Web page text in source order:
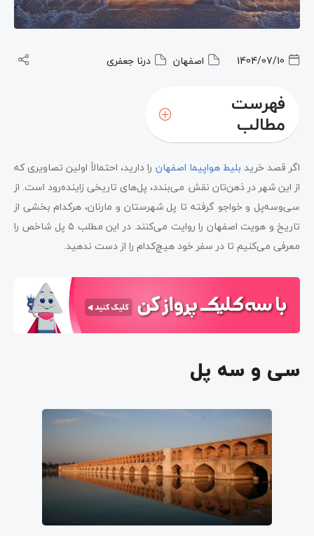
1404/07/10 اصفهان درنا جعفری
فهرست
مطالب
پل خواجو
پل شهرستان
پل چوبی
پل مارنان
مرمت پل‌های تاریخی اصفهان
اگر قصد خرید بلیط هواپیما اصفهان را دارید، احتمالاً اولین تصاویری که
از این شهر در ذهن‌تان نقش می‌بندد، پل‌های تاریخی زاینده‌رود است. از
سی‌وسه‌پل و خواجو گرفته تا پل شهرستان و مارنان، هرکدام بخشی از
تاریخ و هویت اصفهان را روایت می‌کنند. در این مطلب ۵ پل شاخص را
معرفی می‌کنیم تا در سفر خود هیچ‌کدام را از دست ندهید.
سی و سه پل